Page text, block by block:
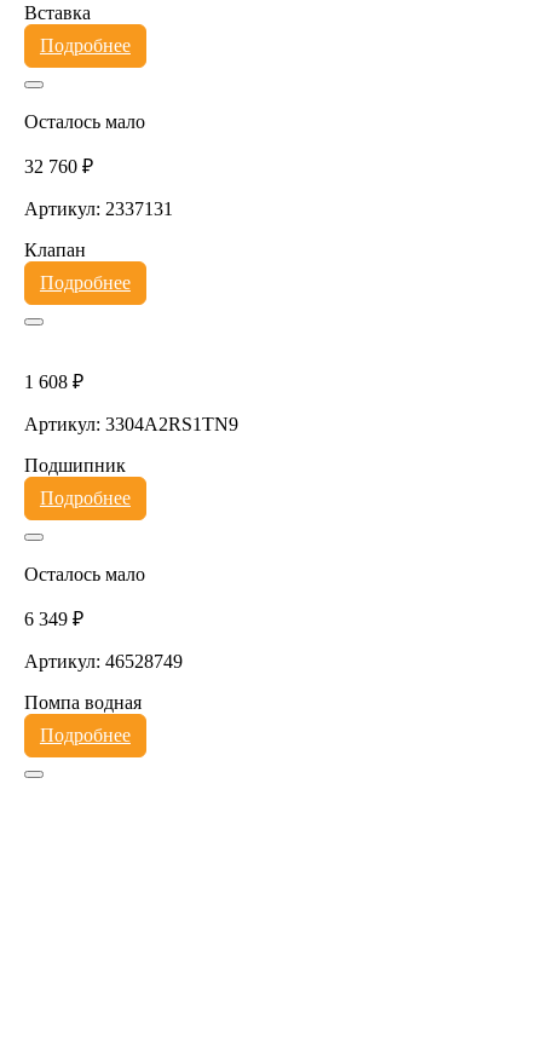
Вставка
Подробнее
Осталось мало
32 760 ₽
Артикул: 2337131
Клапан
Подробнее
1 608 ₽
Артикул: 3304A2RS1TN9
Подшипник
Подробнее
Осталось мало
6 349 ₽
Артикул: 46528749
Помпа водная
Подробнее